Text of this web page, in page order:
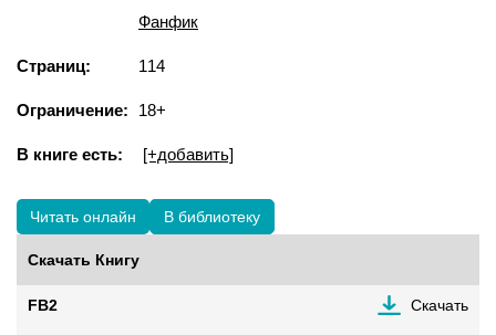
Фанфик
Страниц: 114
Ограничение: 18+
В книге есть: [+добавить]
Читать онлайн В библиотеку
Скачать Книгу
FB2 Скачать